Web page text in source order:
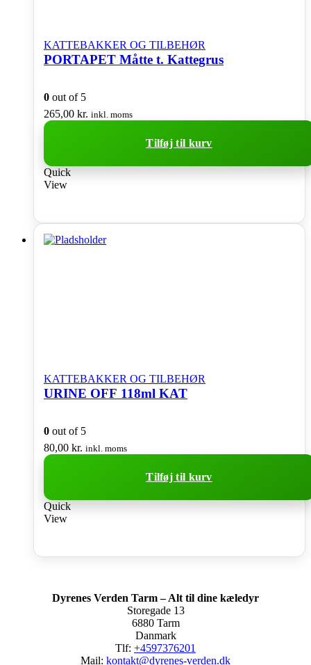
KATTEBAKKER OG TILBEHØR
PORTAPET Måtte t. Kattegrus
0 out of 5
265,00 kr. inkl. moms
Tilføj til kurv
Quick
View
KATTEBAKKER OG TILBEHØR
URINE OFF 118ml KAT
0 out of 5
80,00 kr. inkl. moms
Tilføj til kurv
Quick
View
Dyrenes Verden Tarm – Alt til dine kæledyr
Storegade 13
6880 Tarm
Danmark
Tlf: +4597376201
Mail: kontakt@dyrenes-verden.dk